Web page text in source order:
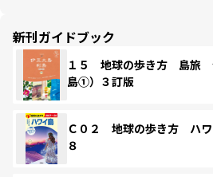
新刊ガイドブック
１５ 地球の歩き方 島旅
島①）３訂版
Ｃ０２ 地球の歩き方 ハ
８